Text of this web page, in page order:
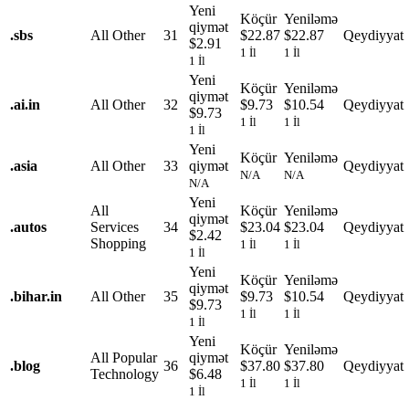
.sbs All Other 31
Yeni
qiymət
$2.91
1 İl
Köçür
$22.87
1 İl
Yeniləmə
$22.87
1 İl
Qeydiyyat
.ai.in All Other 32
Yeni
qiymət
$9.73
1 İl
Köçür
$9.73
1 İl
Yeniləmə
$10.54
1 İl
Qeydiyyat
.asia All Other 33
Yeni
qiymət
N/A
Köçür
N/A
Yeniləmə
N/A
Qeydiyyat
.autos
All
Services
Shopping
34
Yeni
qiymət
$2.42
1 İl
Köçür
$23.04
1 İl
Yeniləmə
$23.04
1 İl
Qeydiyyat
.bihar.in All Other 35
Yeni
qiymət
$9.73
1 İl
Köçür
$9.73
1 İl
Yeniləmə
$10.54
1 İl
Qeydiyyat
.blog
All Popular
Technology
36
Yeni
qiymət
$6.48
1 İl
Köçür
$37.80
1 İl
Yeniləmə
$37.80
1 İl
Qeydiyyat